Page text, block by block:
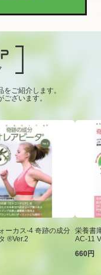
ご紹介します。
ざいます。
ーカス-4 奇跡の成分
®Ver.2
栄養書
AC-11
660円